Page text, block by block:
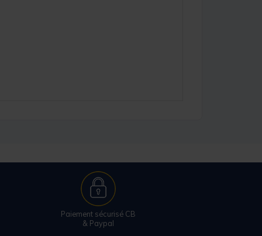
Paiement sécurisé CB
& Paypal